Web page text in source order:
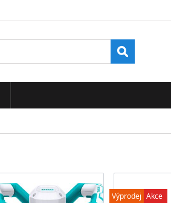
Vyhledávání
Výprodej Akce